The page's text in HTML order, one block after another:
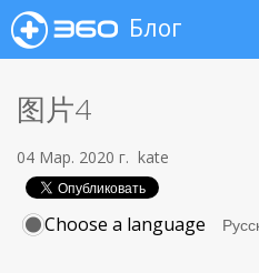
Блог
图片4
04 Мар. 2020 г. kate
Choose a language